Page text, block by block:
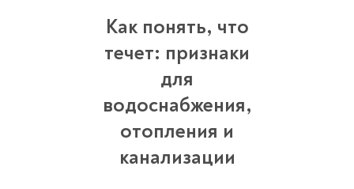
Как понять, что
течет: признаки
для
водоснабжения,
отопления и
канализации